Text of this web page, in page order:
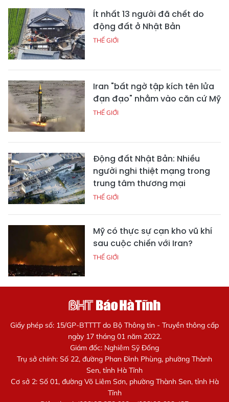
Ít nhất 13 người đã chết do
động đất ở Nhật Bản
THẾ GIỚI
Iran "bất ngờ tập kích tên lửa
đạn đạo" nhằm vào căn cứ Mỹ
THẾ GIỚI
Động đất Nhật Bản: Nhiều
người nghi thiệt mạng trong
trung tâm thương mại
THẾ GIỚI
Mỹ có thực sự cạn kho vũ khí
sau cuộc chiến với Iran?
THẾ GIỚI
Giấy phép số: 15/GP-BTTTT do Bộ Thông tin - Truyền thông cấp
ngày 17 tháng 01 năm 2022.
Giám đốc: Nghiêm Sỹ Đống
Trụ sở chính: Số 22, đường Phan Đình Phùng, phường Thành
Sen, tỉnh Hà Tĩnh
Cơ sở 2: Số 01, đường Võ Liêm Sơn, phường Thành Sen, tỉnh Hà
Tĩnh